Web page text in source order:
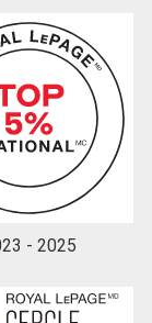
- 2025